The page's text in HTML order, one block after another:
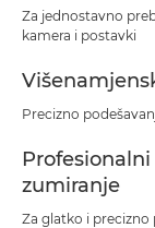
Za jednostavno
kamera i postavki
Precizno
zumiranje
Za glatko i